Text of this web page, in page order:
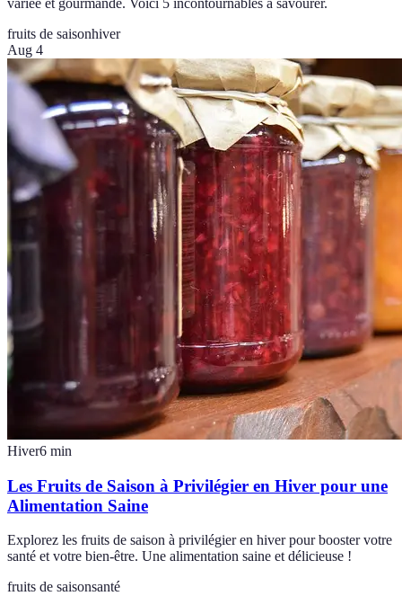
variée et gourmande. Voici 5 incontournables à savourer.
fruits de saisonhiver
Aug 4
Hiver6 min
Les Fruits de Saison à Privilégier en Hiver pour une
Alimentation Saine
Explorez les fruits de saison à privilégier en hiver pour booster votre
santé et votre bien-être. Une alimentation saine et délicieuse !
fruits de saisonsanté